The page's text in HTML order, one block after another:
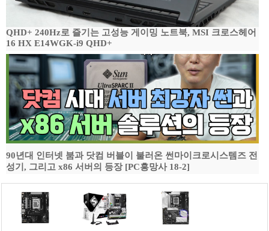
QHD+ 240Hz로 즐기는 고성능 게이밍 노트북, MSI 크로스헤어
16 HX E14WGK-i9 QHD+
90년대 인터넷 붐과 닷컴 버블이 불러온 썬마이크로시스템즈 전
성기, 그리고 x86 서버의 등장 [PC흥망사 18-2]